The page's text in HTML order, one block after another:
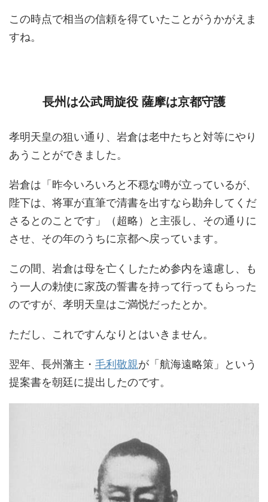
この時点で相当の信頼を得ていたことがうかがえま
すね。
長州は公武周旋役 薩摩は京都守護
孝明天皇の狙い通り、岩倉は老中たちと対等にやり
あうことができました。
岩倉は「昨今いろいろと不穏な噂が立っているが、
陛下は、将軍が直筆で清書を出すなら勘弁してくだ
さるとのことです」（超略）と主張し、その通りに
させ、その年のうちに京都へ戻っています。
この間、岩倉は母を亡くしたため参内を遠慮し、も
う一人の勅使に家茂の誓書を持って行ってもらった
のですが、孝明天皇はご満悦だったとか。
ただし、これですんなりとはいきません。
翌年、長州藩主・ 毛利敬親が「航海遠略策」という
提案書を朝廷に提出したのです。